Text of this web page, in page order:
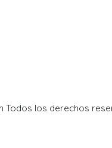
Todos los derechos